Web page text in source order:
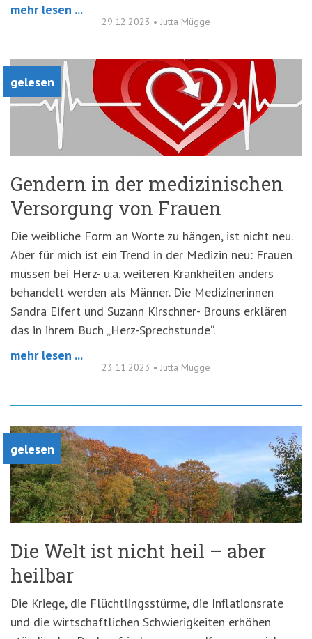
mehr lesen ...
29.12.2023 • Jutta Mügge
gelesen
Gendern in der medizinischen
Versorgung von Frauen
Die weibliche Form an Worte zu hängen, ist nicht neu.
Aber für mich ist ein Trend in der Medizin neu: Frauen
müssen bei Herz- u.a. weiteren Krankheiten anders
behandelt werden als Männer. Die Medizinerinnen
Sandra Eifert und Suzann Kirschner- Brouns erklären
das in ihrem Buch „Herz-Sprechstunde“.
mehr lesen ...
23.11.2023 • Jutta Mügge
gelesen
Die Welt ist nicht heil – aber
heilbar
Die Kriege, die Flüchtlingsstürme, die Inflationsrate
und die wirtschaftlichen Schwierigkeiten erhöhen